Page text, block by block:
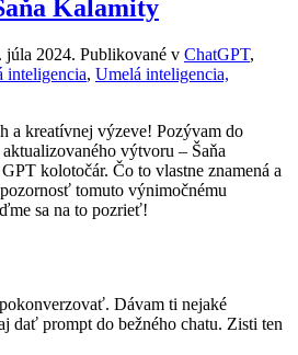
Kalamity
júla 2024. Publikované v ChatGPT,
inteligencia, Umelá inteligencia,
a kreatívnej výzeve! Pozývam do
výtvoru – Šaňa
kolotočár. Čo to vlastne znamená a
tomuto výnimočnému
sa na to pozrieť!
Dávam ti nejaké
dať prompt do bežného chatu. Zisti ten